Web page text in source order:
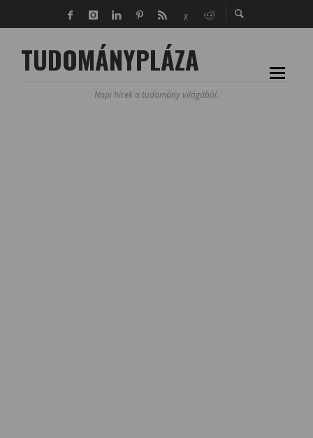
TUDOMÁNYPLÁZA
Napi hírek a tudomány világából.